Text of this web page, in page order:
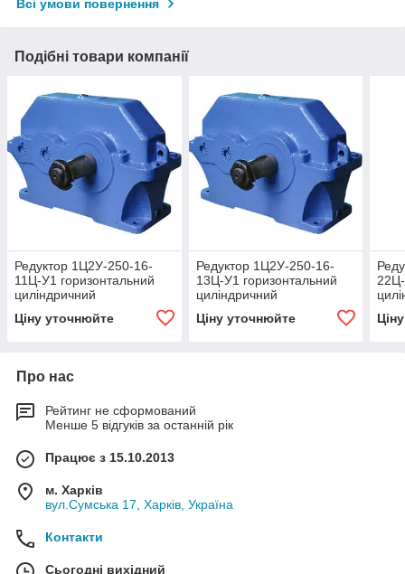
Всі умови повернення
Подібні товари компанії
Редуктор 1Ц2У-250-16-
11Ц-У1 горизонтальний
циліндричний
Ціну уточнюйте
Редуктор 1Ц2У-250-16-
13Ц-У1 горизонтальний
циліндричний
Ціну уточнюйте
Про нас
Рейтинг не сформований
Менше 5 відгуків за останній рік
Працює з 15.10.2013
м. Харків
вул.Сумська 17, Харків, Україна
Контакти
Сьогодні вихідний